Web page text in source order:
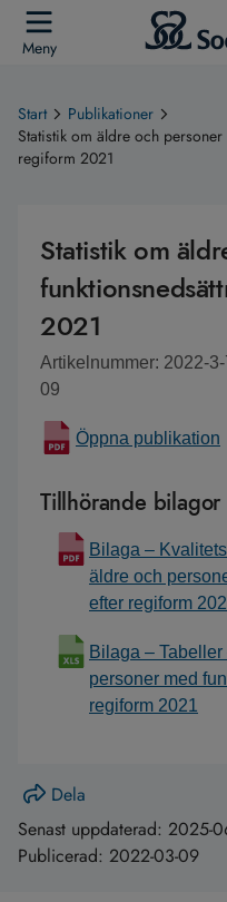
Meny
Start
Publikationer
Statistik om äldre och
regiform 2021
Statistik om
2021
Artikelnummer: 2022-
09
Öppna publikation
Tillhörande bilagor
Bilaga –
äldre och
efter regiform
Bilaga –
personer med
regiform 2021
Dela
Senast uppdaterad: 2025-
Publicerad: 2022-03-09